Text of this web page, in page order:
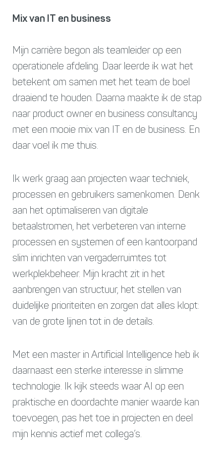
Mix van IT en business
Mijn carrière begon als teamleider op een
operationele afdeling. Daar leerde ik wat het
betekent om samen met het team de boel
draaiend te houden. Daarna maakte ik de stap
naar product owner en business consultancy
met een mooie mix van IT en de business. En
daar voel ik me thuis.
Ik werk graag aan projecten waar techniek,
processen en gebruikers samenkomen. Denk
aan het optimaliseren van digitale
betaalstromen, het verbeteren van interne
processen en systemen of een kantoorpand
slim inrichten van vergaderruimtes tot
werkplekbeheer. Mijn kracht zit in het
aanbrengen van structuur, het stellen van
duidelijke prioriteiten en zorgen dat alles klopt:
van de grote lijnen tot in de details.
Met een master in Artificial Intelligence heb ik
daarnaast een sterke interesse in slimme
technologie. Ik kijk steeds waar AI op een
praktische en doordachte manier waarde kan
toevoegen, pas het toe in projecten en deel
mijn kennis actief met collega’s.